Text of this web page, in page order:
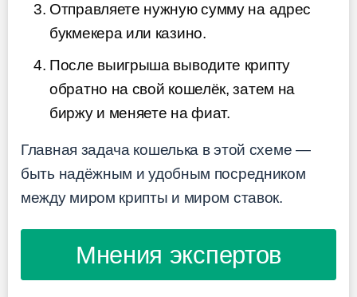
Отправляете нужную сумму на адрес
букмекера или казино.
После выигрыша выводите крипту
обратно на свой кошелёк, затем на
биржу и меняете на фиат.
Главная задача кошелька в этой схеме —
быть надёжным и удобным посредником
между миром крипты и миром ставок.
Мнения экспертов